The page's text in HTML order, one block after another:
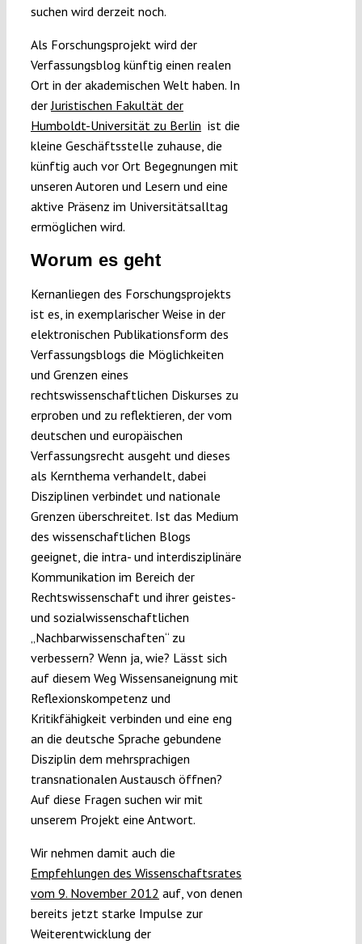
suchen wird derzeit noch.
Als Forschungsprojekt wird der
Verfassungsblog künftig einen realen
Ort in der akademischen Welt haben. In
derJuristischen Fakultät der
Humboldt-Universität zu Berlin ist die
kleine Geschäftsstelle zuhause, die
künftig auch vor Ort Begegnungen mit
unseren Autoren und Lesern und eine
aktive Präsenz im Universitätsalltag
ermöglichen wird.
Worum es geht
Kernanliegen des Forschungsprojekts
ist es, in exemplarischer Weise in der
elektronischen Publikationsform des
Verfassungsblogs die Möglichkeiten
und Grenzen eines
rechtswissenschaftlichen Diskurses zu
erproben und zu reflektieren, der vom
deutschen und europäischen
Verfassungsrecht ausgeht und dieses
als Kernthema verhandelt, dabei
Disziplinen verbindet und nationale
Grenzen überschreitet. Ist das Medium
des wissenschaftlichen Blogs
geeignet, die intra- und interdisziplinäre
Kommunikation im Bereich der
Rechtswissenschaft und ihrer geistes-
und sozialwissenschaftlichen
„Nachbarwissenschaften“ zu
verbessern? Wenn ja, wie? Lässt sich
auf diesem Weg Wissensaneignung mit
Reflexionskompetenz und
Kritikfähigkeit verbinden und eine eng
an die deutsche Sprache gebundene
Disziplin dem mehrsprachigen
transnationalen Austausch öffnen?
Auf diese Fragen suchen wir mit
unserem Projekt eine Antwort.
Wir nehmen damit auch die
Empfehlungen des Wissenschaftsrates
vom 9. November 2012 auf, von denen
bereits jetzt starke Impulse zur
Weiterentwicklung der